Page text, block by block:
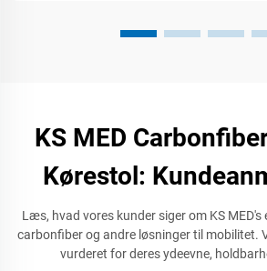
KS MED
Kørestol:
Læs, hvad vores kunder siger om KS
carbonfiber og andre løsninger til mobilitet.
vurderet for deres ydeevne,